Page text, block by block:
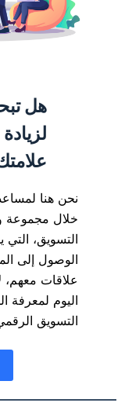
هل
نحن هنا
خلال
التسويق،
الوصول إلى
علاقات معهم،
اليوم لمعرفة
التسويق